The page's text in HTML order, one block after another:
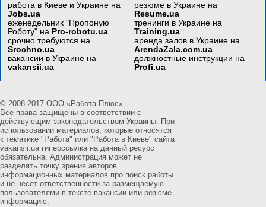
работа в Киеве и Украине на
Jobs.ua
еженедельник "Пропоную
Роботу" на Pro-robotu.ua
срочно требуются на
Srochno.ua
вакансии в Украине на
vakansii.ua
резюме в Украине на
Resume.ua
тренинги в Украине на
Training.ua
аренда залов в Украине на
ArendaZala.com.ua
должностные инструкции на
Profi.ua
© 2008-2017 ООО «Работа Плюс»
Все права защищены в соответствии с
действующим законодательством Украины. При
использовании материалов, которые относятся
к тематике "Работа" или "Работа в Киеве" сайта
vakansii.ua гиперссылка на данный ресурс
обязательна. Администрация может не
разделять точку зрения авторов
информационных материалов про поиск работы
и не несет ответственности за размещаемую
пользователями в тексте вакансии или резюме
информацию.